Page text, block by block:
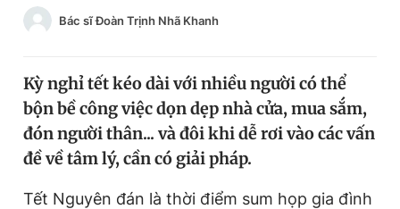
Chào ngày mới Tin 24h
Tin thị trường Tin 360
Video Magazine
Sản phẩm khác
Bác sĩ Đoàn Trịnh Nhã Khanh
Kỳ nghỉ tết kéo dài với nhiều người có thể
bộn bề công việc dọn dẹp nhà cửa, mua sắm,
đón người thân... và đôi khi dễ rơi vào các vấn
đề về tâm lý, cần có giải pháp.
Tết Nguyên đán là thời điểm sum họp gia đình